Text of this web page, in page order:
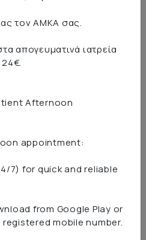
του Οργανισμού, είναι
με χρήση των προσωπικών
και συνθηματική λέξη) του.
κωδικούς του σε
κάποια
του Οργανισμού Γενικό
να παρέχει αληθείς,
τόσο κατά την αίτηση
κατά τη χρήση των
τον ΑΜΚΑ σας.
απογευματινά ιατρεία
Afternoon
appointment:
7) for quick and reliable
from Google Play or
registered mobile number.